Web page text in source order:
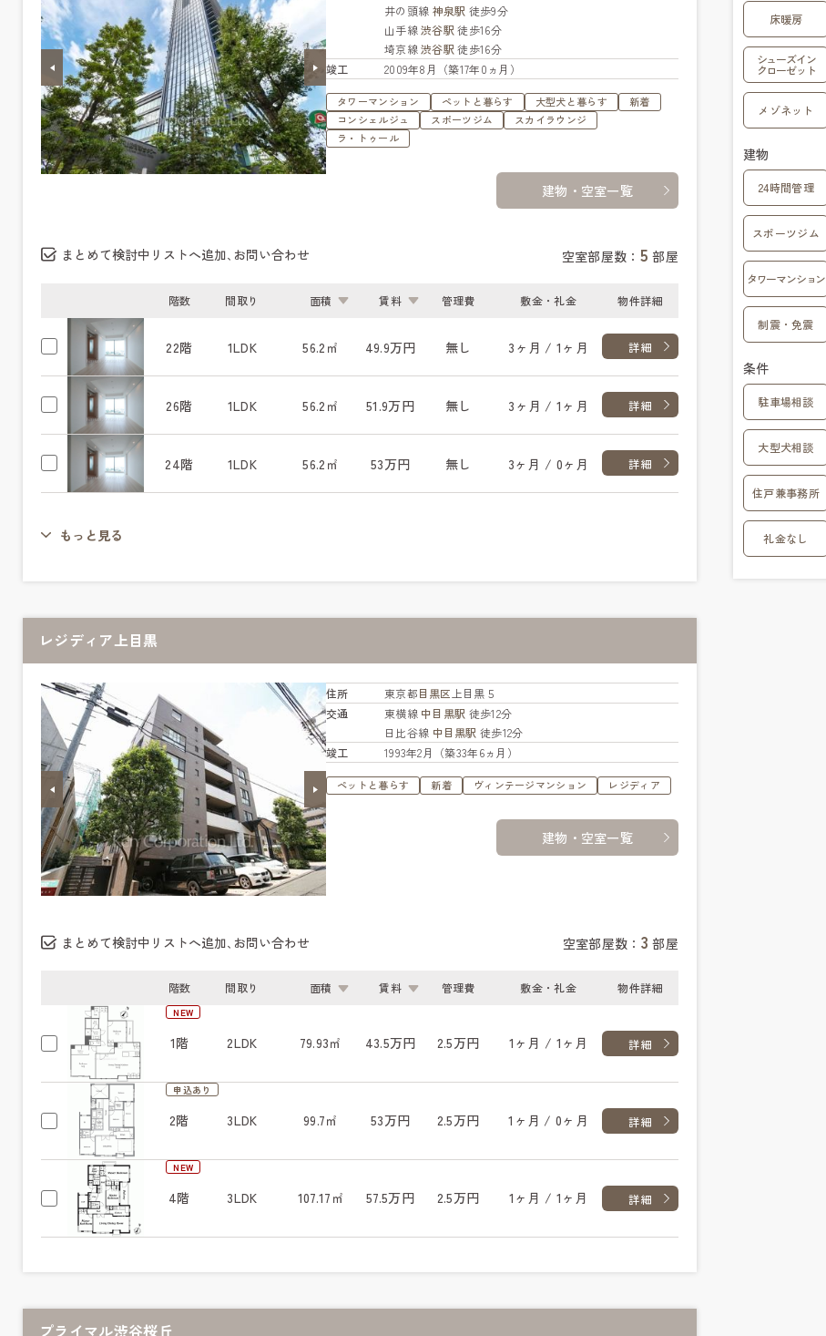
井の頭線 神泉駅 徒歩9分
山手線渋谷駅 徒歩16分
埼京線渋谷駅 徒歩16分
竣工
2009年8月（築17年0ヵ月）
タワーマンション ペットと暮らす 大型犬と暮らす
新着
コンシェルジュ
スポーツジム
スカイラウンジ
ラ・トゥール
建物・空室一覧
まとめて検討中リストへ追加､お問い合わせ 空室部屋数： 5 部屋
階数 間取り 面積 賃料 管理費 敷金・礼金 物件詳細
詳細
22階 1LDK 56.2㎡ 49.9万円 無し 3ヶ月 / 1ヶ月
詳細
26階 1LDK 56.2㎡ 51.9万円 無し 3ヶ月 / 1ヶ月
詳細
24階 1LDK 56.2㎡ 53万円 無し 3ヶ月 / 0ヶ月
もっと見る
レジディア上目黒
住所 東京都目黒区 上目黒５
交通
東横線 中目黒駅 徒歩12分
日比谷線 中目黒駅 徒歩12分
竣工
1993年2月（築33年6ヵ月）
ペットと暮らす 新着 ヴィンテージマンション レジディア
建物・空室一覧
まとめて検討中リストへ追加､お問い合わせ 空室部屋数： 3 部屋
階数 間取り 面積 賃料 管理費 敷金・礼金 物件詳細
NEW
詳細
1階 2LDK 79.93㎡ 43.5万円 2.5万円 1ヶ月 / 1ヶ月
申込あり
詳細
2階 3LDK 99.7㎡ 53万円 2.5万円 1ヶ月 / 0ヶ月
NEW
詳細
4階 3LDK 107.17㎡ 57.5万円 2.5万円 1ヶ月 / 1ヶ月
プライマル渋谷桜丘
床暖房
シューズイン
クローゼット
メゾネット
建物
24時間管理
スポーツジム
タワーマンション
制震・免震
条件
駐車場相談
大型犬相談
住戸兼事務所
礼金なし